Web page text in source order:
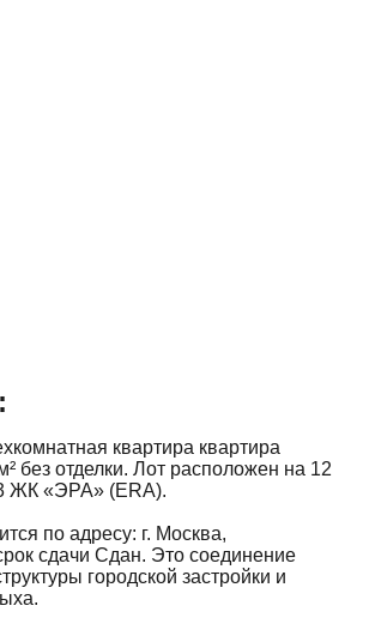
квартира квартира
без отделки. Лот расположен на 12
ЖК «ЭРА» (ERA).
по адресу: г. Москва,
сдачи Сдан. Это соединение
городской застройки и